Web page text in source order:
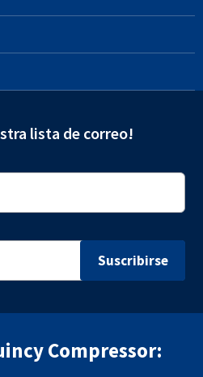
lista de correo!
Compressor: